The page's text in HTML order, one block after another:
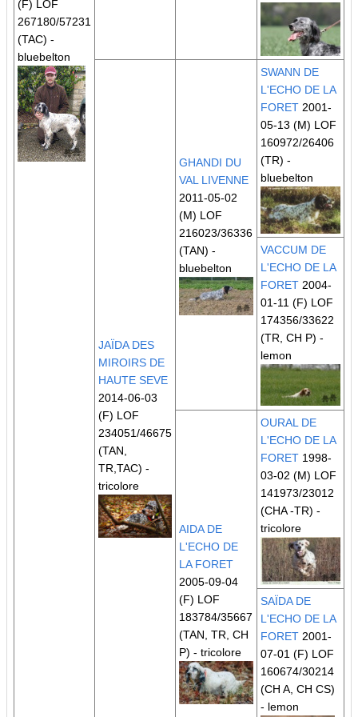
(F) LOF
267180/57231
(TAC) -
bluebelton
JAÏDA DES
MIROIRS DE
HAUTE SEVE
2014-06-03
(F) LOF
234051/46675
(TAN,
TR,TAC) -
tricolore
GHANDI DU
VAL LIVENNE
2011-05-02
(M) LOF
216023/36336
(TAN) -
bluebelton
SWANN DE
L'ECHO DE LA
FORET 2001-
05-13 (M) LOF
160972/26406
(TR) -
bluebelton
VACCUM DE
L'ECHO DE LA
FORET 2004-
01-11 (F) LOF
174356/33622
(TR, CH P) -
lemon
AIDA DE
L'ECHO DE
LA FORET
2005-09-04
(F) LOF
183784/35667
(TAN, TR, CH
P) - tricolore
OURAL DE
L'ECHO DE LA
FORET 1998-
03-02 (M) LOF
141973/23012
(CHA -TR) -
tricolore
SAÏDA DE
L'ECHO DE LA
FORET 2001-
07-01 (F) LOF
160674/30214
(CH A, CH CS)
- lemon